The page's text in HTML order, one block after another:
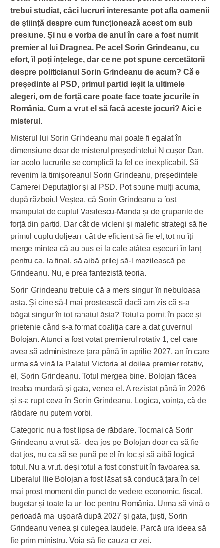
GRĂDINA TAICII DOMNULUI
ZIARISTU’ DE TERASĂ
CU OIŞTEA-N KIERKEGAARD
FINANŢĂRI DE LA A LA Z
PE SURSE
CRONICĂ DE FILM
UNDE MERGEM
FILME DOCUMENTARE
CLIPURI VIDEO
JOCURI ONLINE
ACCIDENTE
ANUNŢURI
INFO SI UTILE
CULTURA
INVATAMANT
JUSTITIE
FILME DOCUMENTARE
CLIPURI VIDEO
JOCURI ONLINE
DIVERSE
FARMACII DIN TIMIŞOARA
HARTA TIMIŞOAREI
LICEE, ŞCOLI ŞI GRĂDINIŢE DIN TIMIŞ
PRIMĂRIILE DIN TIMIŞ
SFATURI JURIDICE
trebui studiat, căci lucruri interesante pot afla oamenii
de știință despre cum funcționează acest om sub
presiune. Și nu e vorba de anul în care a fost numit
premier al lui Dragnea. Pe acel Sorin Grindeanu, cu
efort, îl poți înțelege, dar ce ne pot spune cercetătorii
despre politicianul Sorin Grindeanu de acum? Că e
președinte al PSD, primul partid ieșit la ultimele
alegeri, om de forță care poate face toate jocurile în
România. Cum a vrut el să facă aceste jocuri? Aici e
misterul.
Misterul lui Sorin Grindeanu mai poate fi egalat în
dimensiune doar de misterul președintelui Nicușor Dan,
iar acolo lucrurile se complică la fel de inexplicabil. Să
revenim la timișoreanul Sorin Grindeanu, președintele
Camerei Deputaților și al PSD. Pot spune mulți acuma,
după războiul Veștea, că Sorin Grindeanu a fost
manipulat de cuplul Vasilescu-Manda și de grupările de
forță din partid. Dar cât de vicleni și malefic strategi să fie
primul cuplu doljean, cât de eficient să fie el, tot nu îți
merge mintea că au pus ei la cale atâtea eșecuri în lanț
pentru ca, la final, să aibă prilej să-l mazilească pe
Grindeanu. Nu, e prea fantezistă teoria.
Sorin Grindeanu trebuie că a mers singur în nebuloasa
asta. Și cine să-l mai prostească dacă am zis că s-a
băgat singur în tot rahatul ăsta? Totul a pornit în pace și
prietenie când s-a format coaliția care a dat guvernul
Bolojan. Atunci a fost votat premierul rotativ 1, cel care
avea să administreze țara până în aprilie 2027, an în care
urma să vină la Palatul Victoria al doilea premier rotativ,
el, Sorin Grindeanu. Totul mergea bine. Bolojan făcea
treaba murdară și gata, venea el. A rezistat până în 2026
și s-a rupt ceva în Sorin Grindeanu. Logica, voința, că de
răbdare nu putem vorbi.
Categoric nu a fost lipsa de răbdare. Tocmai că Sorin
Grindeanu a vrut să-l dea jos pe Bolojan doar ca să fie
dat jos, nu ca să se pună pe el în loc și să aibă logică
totul. Nu a vrut, deși totul a fost construit în favoarea sa.
Liberalul Ilie Bolojan a fost lăsat să conducă țara în cel
mai prost moment din punct de vedere economic, fiscal,
bugetar și toate la un loc pentru România. Urma să vină o
perioadă mai ușoară după 2027 și gata, țuști, Sorin
Grindeanu venea și culegea laudele. Parcă ura ideea să
fie prim ministru. Voia să fie cauza crizei.